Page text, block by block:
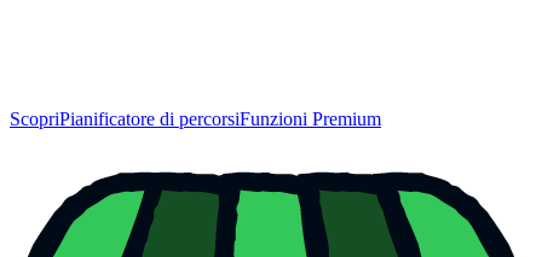
ScopriPianificatore di percorsiFunzioni Premium